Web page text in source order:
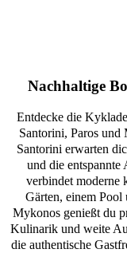
Nachhaltige
Entdecke die
Santorini, Paros
Santorini erwarten
und die entspannte
verbindet moderne
Gärten, einem
Mykonos genießt du
Kulinarik und weite
die authentische